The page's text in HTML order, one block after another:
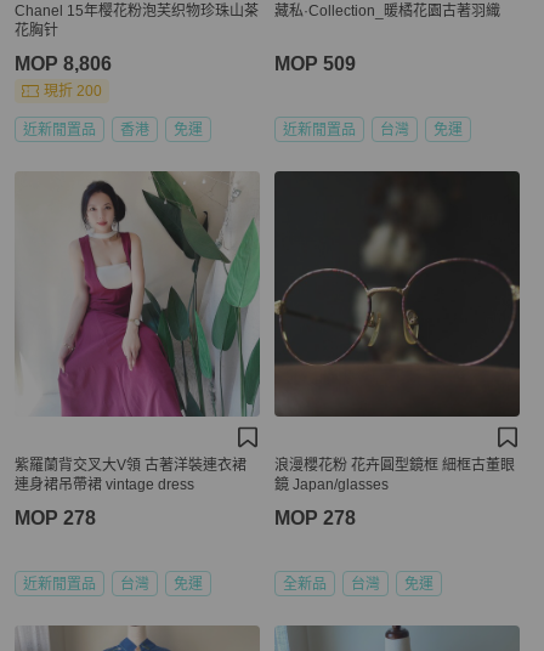
Chanel 15年樱花粉泡芙织物珍珠山茶
花胸针
MOP 8,806
現折 200
近新閒置品 香港 免運
藏私·Collection_暖橘花園古著羽織
MOP 509
近新閒置品 台灣 免運
紫羅蘭背交叉大V領 古著洋裝連衣裙
連身裙吊帶裙 vintage dress
MOP 278
近新閒置品 台灣 免運
浪漫櫻花粉 花卉圓型鏡框 細框古董眼
鏡 Japan/glasses
MOP 278
全新品 台灣 免運